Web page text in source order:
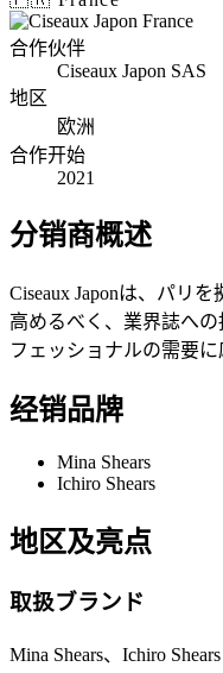
合作伙伴
Ciseaux Japon SAS
地区
欧洲
合作开始
2021
分销商概述
Ciseaux Japonは、パリ
高めるべく、業界誌への
フェッショナルの需要に
经销品牌
Mina Shears
Ichiro Shears
地区及亮点
取扱ブランド
Mina Shears、Ichiro Shears